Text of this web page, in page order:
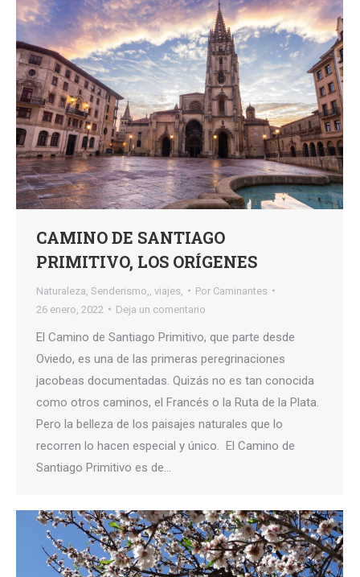
CAMINO DE SANTIAGO
PRIMITIVO, LOS ORÍGENES
Naturaleza Senderismo, viajes, Por Caminantes
26 enero, 2022
Deja un comentario
El Camino de Santiago Primitivo, que parte desde
Oviedo, es una de las primeras peregrinaciones
jacobeas documentadas. Quizás no es tan conocida
como otros caminos, el Francés o la Ruta de la Plata.
Pero la belleza de los paisajes naturales que lo
recorren lo hacen especial y único. El Camino de
Santiago Primitivo es de…